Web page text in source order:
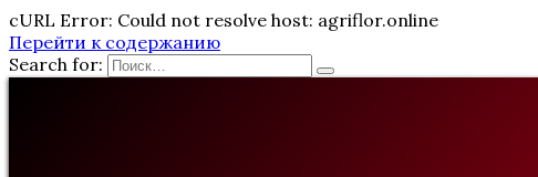
cURL Error: Could not resolve host: agriflor.online
Перейти к содержанию
Search for: